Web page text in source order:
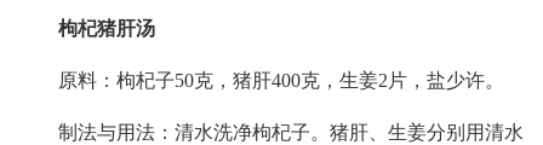
枸杞猪肝汤
原料：枸杞子50克，猪肝400克，生姜2片，盐少许。
制法与用法：清水洗净枸杞子。猪肝、生姜分别用清水